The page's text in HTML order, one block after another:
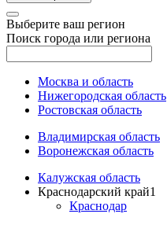
Выберите ваш регион
Поиск города или региона
Москва и область
Нижегородская область
Ростовская область
Владимирская область
Воронежская область
Калужская область
Краснодарский край1
Краснодар